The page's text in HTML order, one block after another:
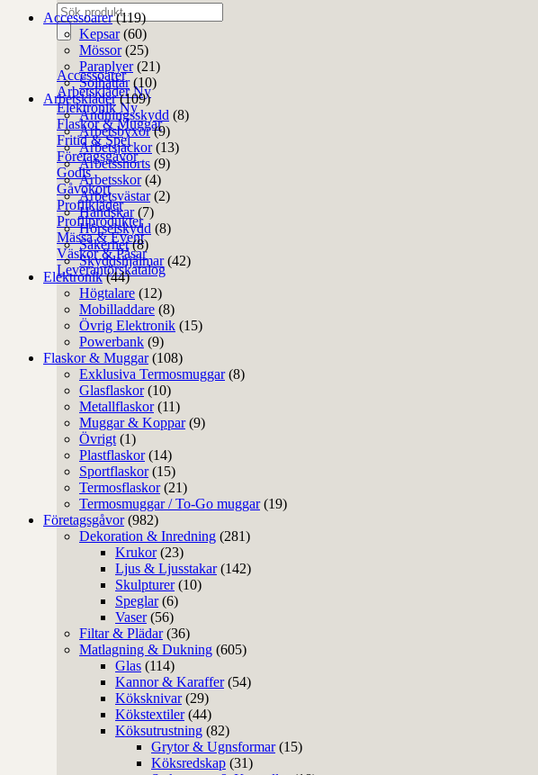
Produktsökning
Accessoarer
Arbetskläder
Elektronik
Flaskor & Muggar
Fritid & Spel
Företagsgåvor
Godis
Gåvokort
Profilkläder
Profilprodukter
Mässa & Event
Väskor & Påsar
Leverantörskatalog
Accessoarer (119)
Kepsar (60)
Mössor (25)
Paraplyer (21)
Solhattar (10)
Arbetskläder (109)
Andningsskydd (8)
Arbetsbyxor (9)
Arbetsjackor (13)
Arbetsshorts (9)
Arbetsskor (4)
Arbetsvästar (2)
Handskar (7)
Hörselskydd (8)
Säkerhet (8)
Skyddshjälmar (42)
Elektronik (44)
Högtalare (12)
Mobilladdare (8)
Övrig Elektronik (15)
Powerbank (9)
Flaskor & Muggar (108)
Exklusiva Termosmuggar (8)
Glasflaskor (10)
Metallflaskor (11)
Muggar & Koppar (9)
Övrigt (1)
Plastflaskor (14)
Sportflaskor (15)
Termosflaskor (21)
Termosmuggar / To-Go muggar (19)
Företagsgåvor (982)
Dekoration & Inredning (281)
Krukor (23)
Ljus & Ljusstakar (142)
Skulpturer (10)
Speglar (6)
Vaser (56)
Filtar & Plädar (36)
Matlagning & Dukning (605)
Glas (114)
Kannor & Karaffer (54)
Köksknivar (29)
Kökstextiler (44)
Köksutrustning (82)
Grytor & Ugnsformar (15)
Köksredskap (31)